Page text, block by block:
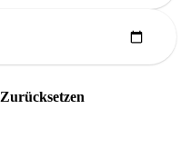
Zurücksetzen